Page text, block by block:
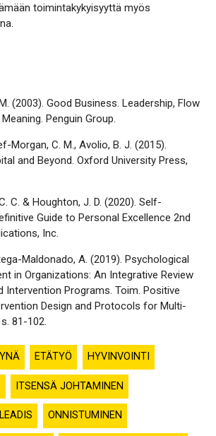
toimintakykyisyyttä myös
(2003). Good Business. Leadership, Flow
Penguin Group.
Morgan, C. M., Avolio, B. J. (2015).
and Beyond. Oxford University Press,
C. & Houghton, J. D. (2020). Self-
Guide to Personal Excellence 2nd
Inc.
Maldonado, A. (2019). Psychological
in Organizations: An Integrative Review
Intervention Programs. Toim. Positive
Design and Protocols for Multi-
81-102.
ETÄTYÖ HYVINVOINTI
ITSENSÄ JOHTAMINEN
LEADIS ONNISTUMINEN